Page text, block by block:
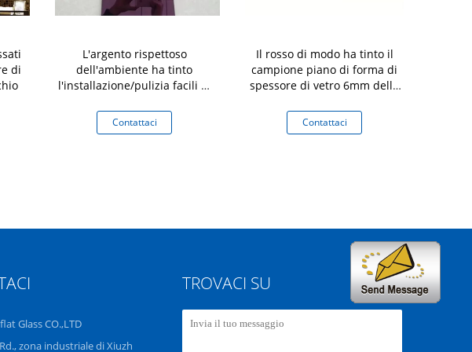
di
L'argento rispettoso
dell'ambiente ha tinto
l'installazione/pulizia facili di
Contattaci
Il rosso di modo ha tinto il
campione piano di forma di
spessore di vetro 6mm dello
Contattaci
Glass CO.,LTD
zona industriale di Xiuzh
TROVACI SU